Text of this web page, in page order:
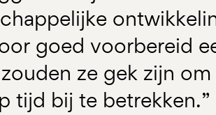
goed voorbereid
ze gek zijn
tijd bij te betrekken.”